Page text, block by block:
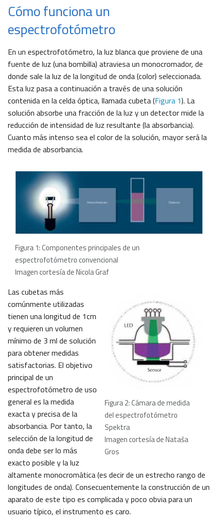
Cómo funciona un
espectrofotómetro
En un espectrofotómetro, la luz blanca que proviene de una
fuente de luz (una bombilla) atraviesa un monocromador, de
donde sale la luz de la longitud de onda (color) seleccionada.
Esta luz pasa a continuación a través de una solución
contenida en la celda óptica, llamada cubeta (Figura 1). La
solución absorbe una fracción de la luz y un detector mide la
reducción de intensidad de luz resultante (la absorbancia).
Cuanto más intenso sea el color de la solución, mayor será la
medida de absorbancia.
Figura 1: Componentes principales de un
espectrofotómetro convencional
Imagen cortesía de Nicola Graf
Figura 2: Cámara de medida
del espectrofotómetro
Spektra
Imagen cortesía de Nataša
Gros
Las cubetas más
comúnmente utilizadas
tienen una longitud de 1cm
y requieren un volumen
mínimo de 3 ml de solución
para obtener medidas
satisfactorias. El objetivo
principal de un
espectrofotómetro de uso
general es la medida
exacta y precisa de la
absorbancia. Por tanto, la
selección de la longitud de
onda debe ser lo más
exacto posible y la luz
altamente monocromática (es decir de un estrecho rango de
longitudes de onda). Consecuentemente la construcción de un
aparato de este tipo es complicada y poco obvia para un
usuario típico, el instrumento es caro.